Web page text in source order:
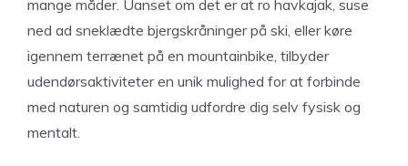
mange måder. Uanset om det er at ro havkajak, suse
ned ad sneklædte bjergskråninger på ski, eller køre
igennem terrænet på en mountainbike, tilbyder
udendørsaktiviteter en unik mulighed for at forbinde
med naturen og samtidig udfordre dig selv fysisk og
mentalt.